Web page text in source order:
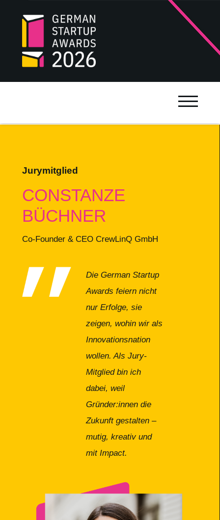
Jurymitglied
CONSTANZE
BÜCHNER
Co-Founder & CEO CrewLinQ GmbH
Die German Startup
Awards feiern nicht
nur Erfolge, sie
zeigen, wohin wir als
Innovationsnation
wollen. Als Jury-
Mitglied bin ich
dabei, weil
Gründer:innen die
Zukunft gestalten –
mutig, kreativ und
mit Impact.